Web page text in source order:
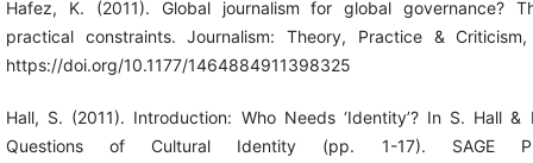
Hafez, K. (2011). Global journalism for global governance?
practical constraints. Journalism: Theory, Practice &
https://doi.org/10.1177/1464884911398325
Hall, S. (2011). Introduction: Who Needs ‘Identity’? In S. Hall
Questions of Cultural Identity (pp. 1-17). SAGE